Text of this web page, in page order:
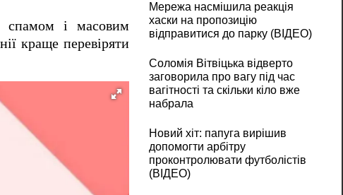
спамом і масовим
краще перевіряти
Мережа насмішила реакція
хаски на пропозицію
відправитися до парку (ВІДЕО)
Соломія Вітвіцька відверто
заговорила про вагу під час
вагітності та скільки кіло вже
набрала
Новий хіт: папуга вирішив
допомогти арбітру
проконтролювати футболістів
(ВІДЕО)